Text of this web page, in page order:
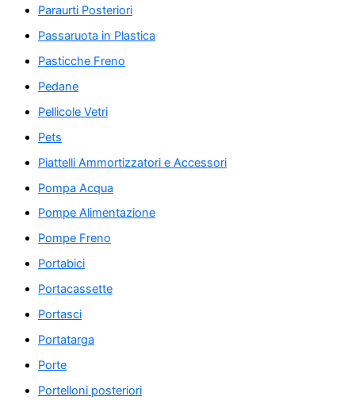
Paraurti Posteriori
Passaruota in Plastica
Pasticche Freno
Pedane
Pellicole Vetri
Pets
Piattelli Ammortizzatori e Accessori
Pompa Acqua
Pompe Alimentazione
Pompe Freno
Portabici
Portacassette
Portasci
Portatarga
Porte
Portelloni posteriori